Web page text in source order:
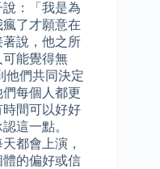
：「我是為
了才願意在
說，他之所
可能覺得無
他們共同決定
每個人都更
間可以好好
這一點。
都會上演，
的偏好或信